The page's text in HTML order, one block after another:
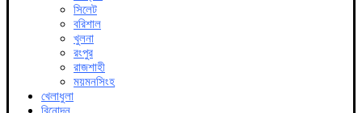
সিলেট
বরিশাল
খুলনা
রংপুর
রাজশাহী
ময়মনসিংহ
খেলাধুলা
বিনোদন